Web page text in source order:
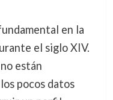
en la
el siglo XIV.
están
pocos datos